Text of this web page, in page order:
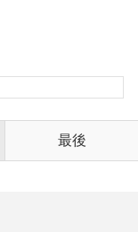
最後